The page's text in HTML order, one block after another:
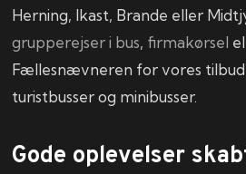
Herning, Ikast, Brande eller
grupperejser i bus, firmakørsel
Fællesnævneren for vores tilbud
turistbusser og minibusser.
Gode oplevelser